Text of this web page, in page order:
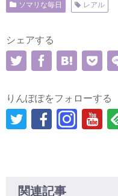
ソマリな毎日 レアル
シェアする
りんぽぽをフォローする
関連記事